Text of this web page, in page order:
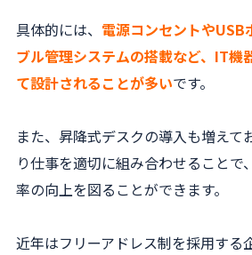
具体的には、 電源コンセントやUSB
ブル管理システムの搭載など、IT機
て設計されることが多いです。
また、昇降式デスクの導入も増えて
り仕事を適切に組み合わせることで
率の向上を図ることができます。
近年はフリーアドレス制を採用する